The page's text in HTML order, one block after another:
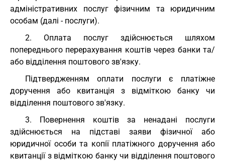
адміністративних послуг фізичним та юридичним
особам (далі - послуги).
2. Оплата послуг здійснюється шляхом
попереднього перерахування коштів через банки та/
або відділення поштового зв'язку.
Підтвердженням оплати послуги є платіжне
доручення або квитанція з відміткою банку чи
відділення поштового зв'язку.
3. Повернення коштів за ненадані послуги
здійснюється на підставі заяви фізичної або
юридичної особи та копії платіжного доручення або
квитанції з відміткою банку чи відділення поштового